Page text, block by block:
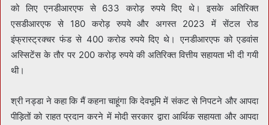
को लिए एनडीआरएफ से 633 करोड़ रुपये दिए थे। इसके अतिरिक्त
एसडीआरएफ से 180 करोड़ रुपये और अगस्त 2023 में सेंटल रोड
इंफ्रास्ट्रक्चर फंड से 400 करोड रुपये दिए थे। एनडीआरएफ को एडवांस
अस्सिटेंस के तौर पर 200 करोड़ रुपये की अतिरिक्त वित्तीय सहायता भी दी गयी
थी।
श्री नड्डा ने कहा कि मैं कहना चाहूंगा कि देवभूमि में संकट से निपटने और आपदा
पीड़ितों को राहत प्रदान करने में मोदी सरकार द्वारा आर्थिक सहायता और आपदा